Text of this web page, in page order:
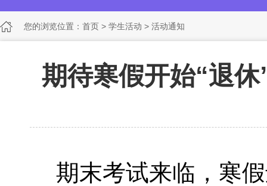
您的浏览位置： 首页 > 学生活动 > 活动通知
期待寒假开始“退
期末考试来临，寒假